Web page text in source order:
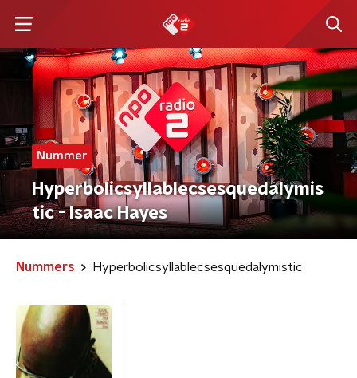
Nummer
Hyperbolicsyllablecsesquedalymis
tic - Isaac Hayes
Nummers Hyperbolicsyllablecsesquedalymistic